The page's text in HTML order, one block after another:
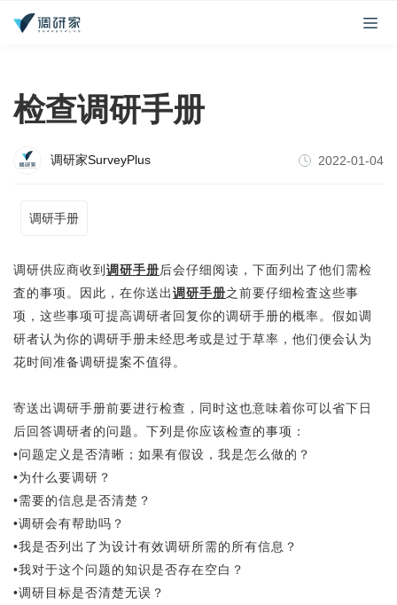
检查调研手册
调研家SurveyPlus 2022-01-04
调研手册
调研供应商收到 调研手册后会仔细阅读，下面列出了他们需检
査的事项。因此，在你送出调研手册之前要仔细检査这些事
项，这些事项可提高调研者回复你的调研手册的概率。假如调
研者认为你的调研手册未经思考或是过于草率，他们便会认为
花时间准备调研提案不值得。
寄送出调研手册前要进行检查，同时这也意味着你可以省下日
后回答调研者的问题。下列是你应该检查的事项：
•问题定义是否清晰；如果有假设，我是怎么做的？
•为什么要调研？
•需要的信息是否清楚？
•调研会有帮助吗？
•我是否列出了为设计有效调研所需的所有信息？
•我对于这个问题的知识是否存在空白？
•调研目标是否清楚无误？